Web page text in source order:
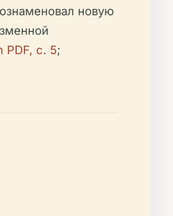
новую
PDF, с. 5;